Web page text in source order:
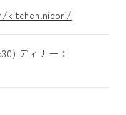
kitchen.nicori/
ディナー：